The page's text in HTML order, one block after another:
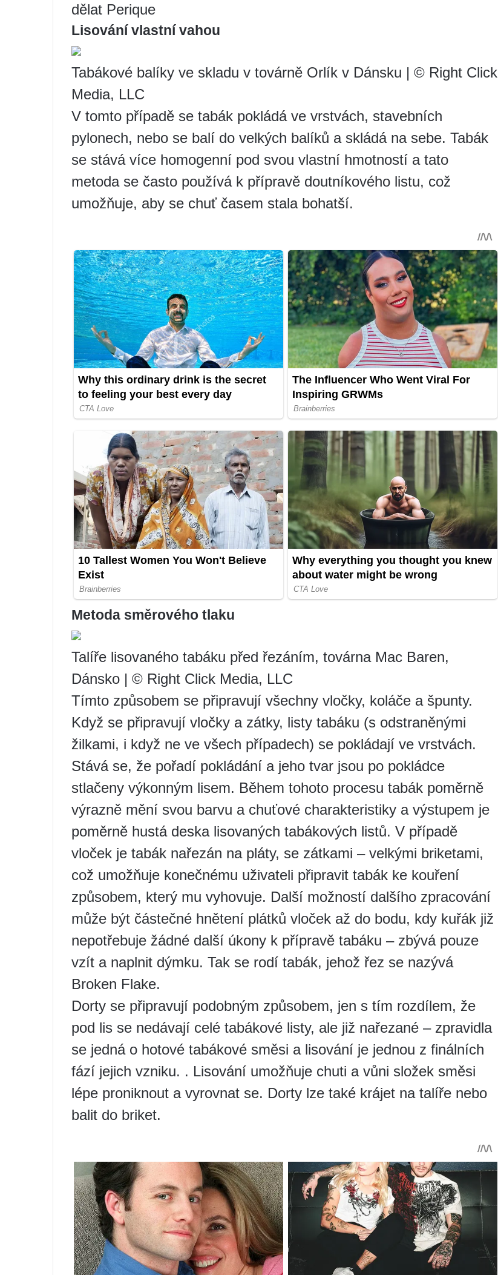
dělat Perique
Lisování vlastní vahou
Tabákové balíky ve skladu v továrně Orlík v Dánsku | © Right Click
Media, LLC
V tomto případě se tabák pokládá ve vrstvách, stavebních
pylonech, nebo se balí do velkých balíků a skládá na sebe. Tabák
se stává více homogenní pod svou vlastní hmotností a tato
metoda se často používá k přípravě doutníkového listu, což
umožňuje, aby se chuť časem stala bohatší.
Metoda směrového tlaku
Talíře lisovaného tabáku před řezáním, továrna Mac Baren,
Dánsko | © Right Click Media, LLC
Tímto způsobem se připravují všechny vločky, koláče a špunty.
Když se připravují vločky a zátky, listy tabáku (s odstraněnými
žilkami, i když ne ve všech případech) se pokládají ve vrstvách.
Stává se, že pořadí pokládání a jeho tvar jsou po pokládce
stlačeny výkonným lisem. Během tohoto procesu tabák poměrně
výrazně mění svou barvu a chuťové charakteristiky a výstupem je
poměrně hustá deska lisovaných tabákových listů. V případě
vloček je tabák nařezán na pláty, se zátkami – velkými briketami,
což umožňuje konečnému uživateli připravit tabák ke kouření
způsobem, který mu vyhovuje. Další možností dalšího zpracování
může být částečné hnětení plátků vloček až do bodu, kdy kuřák již
nepotřebuje žádné další úkony k přípravě tabáku – zbývá pouze
vzít a naplnit dýmku. Tak se rodí tabák, jehož řez se nazývá
Broken Flake.
Dorty se připravují podobným způsobem, jen s tím rozdílem, že
pod lis se nedávají celé tabákové listy, ale již nařezané – zpravidla
se jedná o hotové tabákové směsi a lisování je jednou z finálních
fází jejich vzniku. . Lisování umožňuje chuti a vůni složek směsi
lépe proniknout a vyrovnat se. Dorty lze také krájet na talíře nebo
balit do briket.